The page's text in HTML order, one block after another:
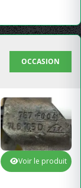
OCCASION
Voir le produit